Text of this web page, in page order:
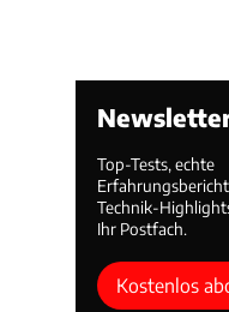
Top-Tests, echte
Technik-
Ihr Postfach.
Kostenlos